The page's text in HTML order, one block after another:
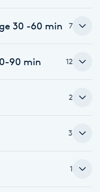
30 -60 min 7
90 min 12
2
3
1